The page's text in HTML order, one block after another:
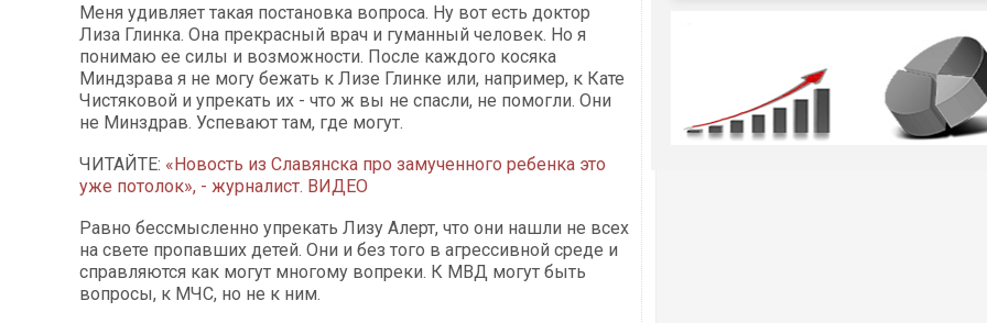
Меня удивляет такая постановка вопроса. Ну вот есть доктор
Лиза Глинка. Она прекрасный врач и гуманный человек. Но я
понимаю ее силы и возможности. После каждого косяка
Миндзрава я не могу бежать к Лизе Глинке или, например, к Кате
Чистяковой и упрекать их - что ж вы не спасли, не помогли. Они
не Минздрав. Успевают там, где могут.
ЧИТАЙТЕ: «Новость из Славянска про замученного ребенка это
уже потолок», - журналист. ВИДЕО
Равно бессмысленно упрекать Лизу Алерт, что они нашли не всех
на свете пропавших детей. Они и без того в агрессивной среде и
справляются как могут многому вопреки. К МВД могут быть
вопросы, к МЧС, но не к ним.